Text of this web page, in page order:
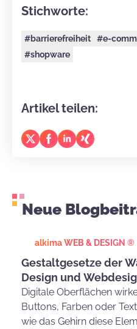
Stichworte:
#barrierefreiheit #e-
#shopware
Artikel teilen:
Neue
alkima WEB & DESIGN ®
Gestaltgesetze der
Design und
Digitale Oberflächen
Buttons, Farben oder
wie das Gehirn diese